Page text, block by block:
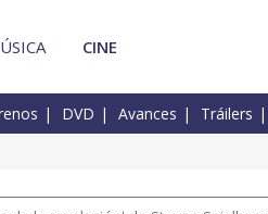
CINE
DVD Avances Tráilers